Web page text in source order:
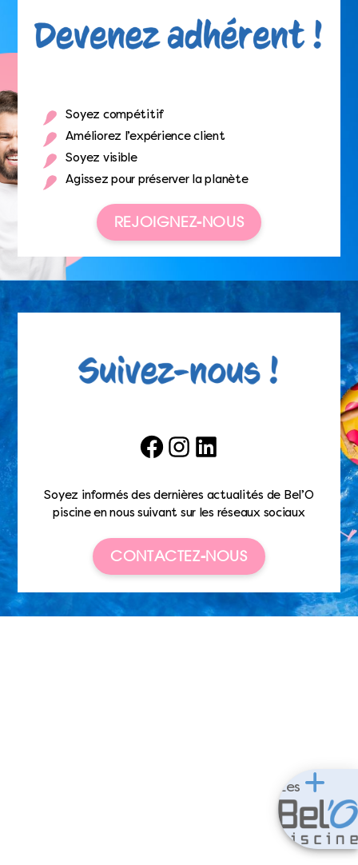
Les
Soyez compétitif
Améliorez l’expérience client
Soyez visible
Agissez pour préserver la planète
REJOIGNEZ-NOUS
FacebookInstagramLinkedIn
Soyez informés des dernières actualités de Bel’O
piscine en nous suivant sur les réseaux sociaux
CONTACTEZ-NOUS